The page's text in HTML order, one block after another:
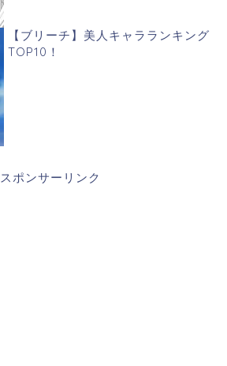
【ブリーチ】美人キャラランキング
TOP10！
スポンサーリンク